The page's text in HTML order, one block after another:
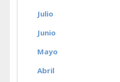
Julio
Junio
Mayo
Abril